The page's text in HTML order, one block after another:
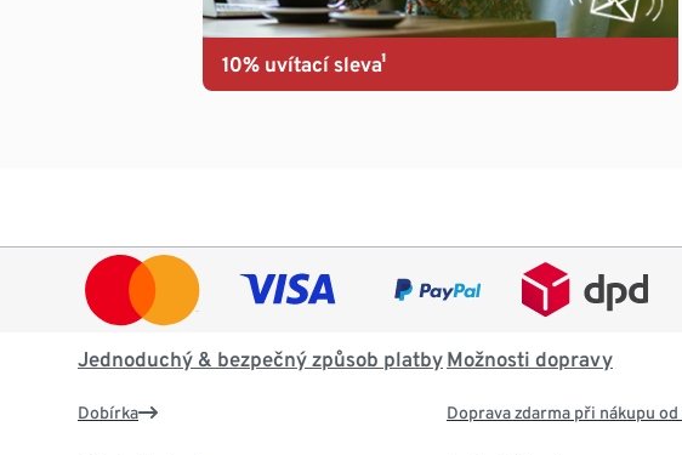
10% uvítací sleva¹
Jednoduchý & bezpečný způsob platby
Dobírka
Možnosti dopravy
Doprava zdarma při nákupu od